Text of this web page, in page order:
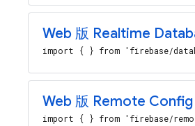
Web 版 Realtime
import { } from 'firebase/
Web 版 Remote Config
import { } from 'firebase/